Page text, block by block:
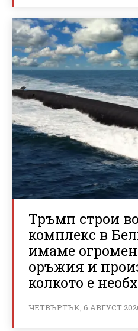
Тръмп строи
комплекс в
имаме огромен
оръжия и
колкото е
ЧЕТВЪРТЪК, 6 АВГУСТ